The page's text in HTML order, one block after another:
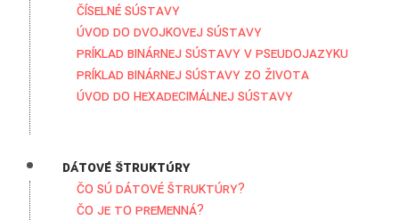
Číselné sústavy
Úvod do dvojkovej sústavy
Príklad binárnej sústavy v pseudojazyku
Príklad binárnej sústavy zo života
Úvod do hexadecimálnej sústavy
Dátové štruktúry
Čo sú dátové štruktúry?
Čo je to premenná?